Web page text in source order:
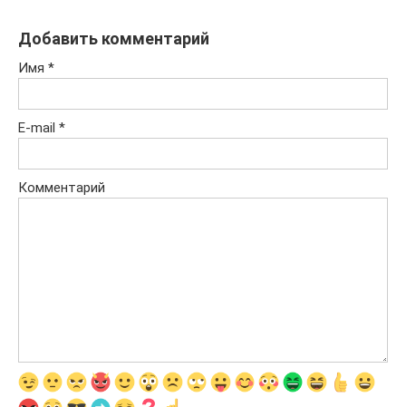
Добавить комментарий
Имя *
E-mail *
Комментарий